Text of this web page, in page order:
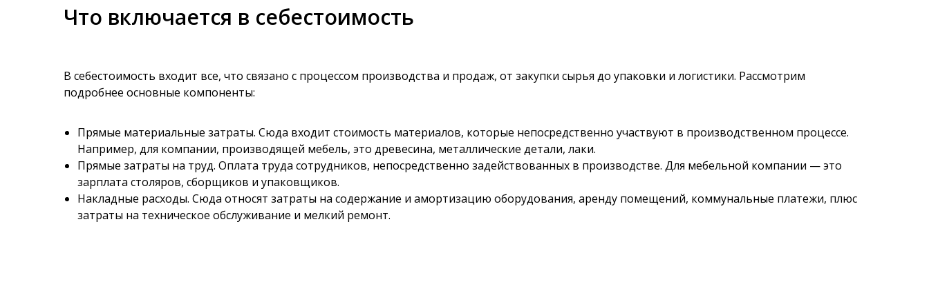
Что включается в себестоимость
В себестоимость входит все, что связано с процессом производства и продаж, от закупки сырья до упаковки и логистики. Рассмотрим
подробнее основные компоненты:
Прямые материальные затраты. Сюда входит стоимость материалов, которые непосредственно участвуют в производственном процессе.
Например, для компании, производящей мебель, это древесина, металлические детали, лаки.
Прямые затраты на труд. Оплата труда сотрудников, непосредственно задействованных в производстве. Для мебельной компании — это
зарплата столяров, сборщиков и упаковщиков.
Накладные расходы. Сюда относят затраты на содержание и амортизацию оборудования, аренду помещений, коммунальные платежи, плюс
затраты на техническое обслуживание и мелкий ремонт.